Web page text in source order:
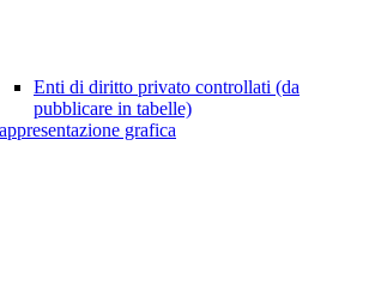
Enti di diritto privato controllati (da
pubblicare in tabelle)
grafica